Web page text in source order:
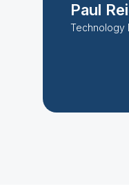
Paul
Technology